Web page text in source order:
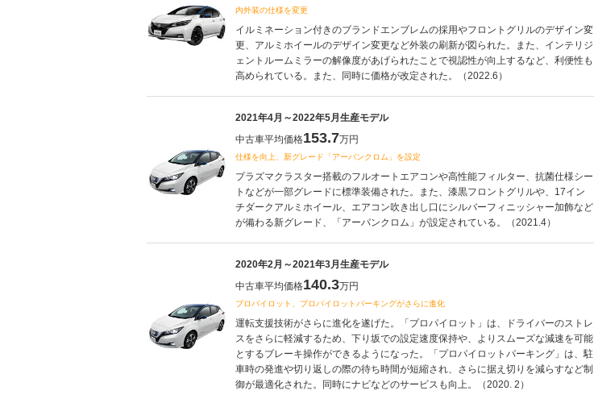
内外装の仕様を変更
イルミネーション付きのブランドエンブレムの採用やフロントグリルのデザイン変
更、アルミホイールのデザイン変更など外装の刷新が図られた。また、インテリジ
ェントルームミラーの解像度があげられたことで視認性が向上するなど、利便性も
高められている。また、同時に価格が改定された。（2022.6）
2021年4月～2022年5月生産モデル
中古車平均価格153.7万円
仕様を向上、新グレード「アーバンクロム」を設定
プラズマクラスター搭載のフルオートエアコンや高性能フィルター、抗菌仕様シー
トなどが一部グレードに標準装備された。また、漆黒フロントグリルや、17イン
チダークアルミホイール、エアコン吹き出し口にシルバーフィニッシャー加飾など
が備わる新グレード、「アーバンクロム」が設定されている。（2021.4）
2020年2月～2021年3月生産モデル
中古車平均価格140.3万円
プロパイロット、プロパイロットパーキングがさらに進化
運転支援技術がさらに進化を遂げた。「プロパイロット」は、ドライバーのストレ
スをさらに軽減するため、下り坂での設定速度保持や、よりスムーズな減速を可能
とするブレーキ操作ができるようになった。「プロパイロットパーキング」は、駐
車時の発進や切り返しの際の待ち時間が短縮され、さらに据え切りを減らすなど制
御が最適化された。同時にナビなどのサービスも向上。（2020. 2）